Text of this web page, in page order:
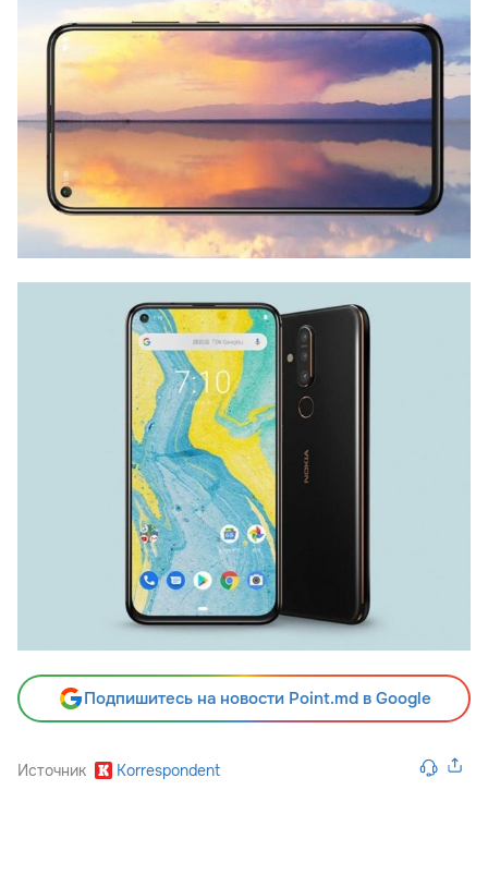
Подпишитесь на новости Point.md в Google
Источник Korrespondent